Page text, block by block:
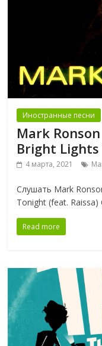
Иностранные песни
Mark
Bright
4 марта, 2021
Слушать Mark
Tonight (feat.
Read more